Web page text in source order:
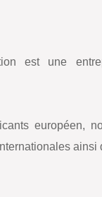
est une
européen,